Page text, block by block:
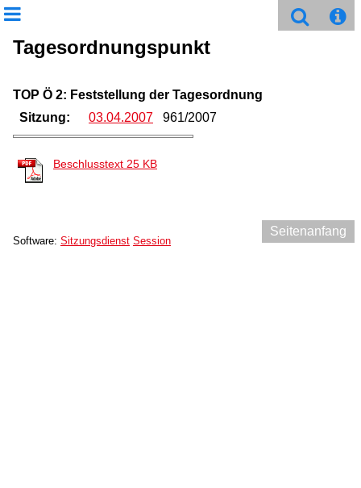
Tagesordnungspunkt
TOP Ö 2: Feststellung der Tagesordnung
Sitzung:
03.04.2007 961/2007
Beschlusstext 25 KB
Seitenanfang
Software: Sitzungsdienst Session